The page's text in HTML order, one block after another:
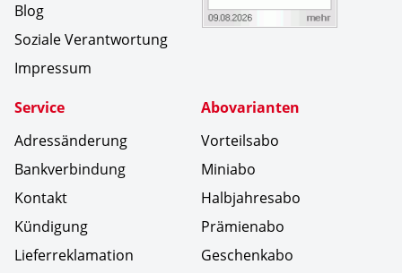
Blog
Soziale Verantwortung
Impressum
Service
Adressänderung
Bankverbindung
Kontakt
Kündigung
Lieferreklamation
Abovarianten
Vorteilsabo
Miniabo
Halbjahresabo
Prämienabo
Geschenkabo